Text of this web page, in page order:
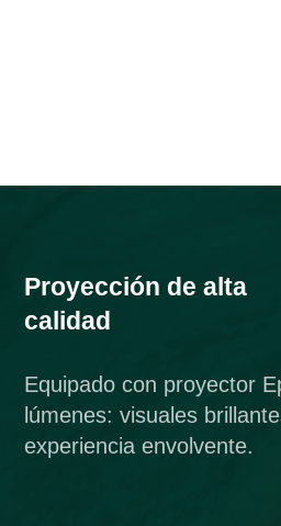
Proyección de alta
calidad
Equipado con proyector
lúmenes: visuales
experiencia envolvente.